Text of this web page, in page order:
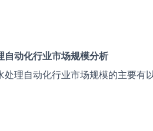
自动化行业市场规模分析
处理自动化行业市场规模的主要有